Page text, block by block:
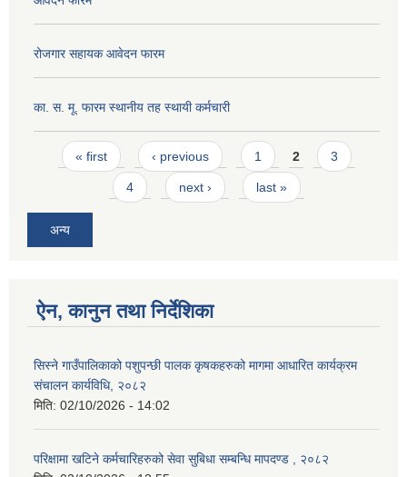
रोजगार सहायक आवेदन फारम
का. स. मू. फारम स्थानीय तह स्थायी कर्मचारी
Pages
« first ‹ previous 1 2 3
4 next › last »
अन्य
ऐन, कानुन तथा निर्देशिका
सिस्ने गाउँपालिकाको पशुपन्छी पालक कृषकहरुको मागमा आधारित कार्यक्रम
संचालन कार्यविधि, २०८२
मिति: 02/10/2026 - 14:02
परिक्षामा खटिने कर्मचारिहरुको सेवा सुबिधा सम्बन्धि मापदण्ड , २०८२